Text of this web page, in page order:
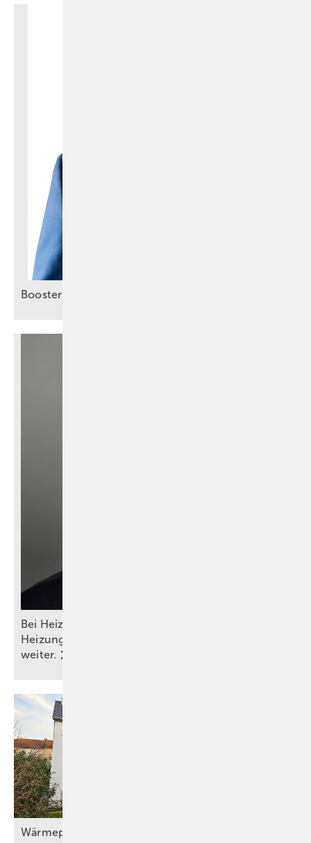
Booster für smartes
Bei Heizungswahl nicht auf Politik hören: Das
Heizungsgesetz ist tot, die Wärmepumpe lebt
weiter.
Wärmepumpe mit Solaranlage und